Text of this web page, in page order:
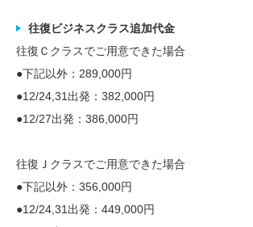
往復ビジネスクラス追加代金
往復Ｃクラスでご用意できた場合
●下記以外：289,000円
●12/24,31出発：382,000円
●12/27出発：386,000円
往復Ｊクラスでご用意できた場合
●下記以外：356,000円
●12/24,31出発：449,000円